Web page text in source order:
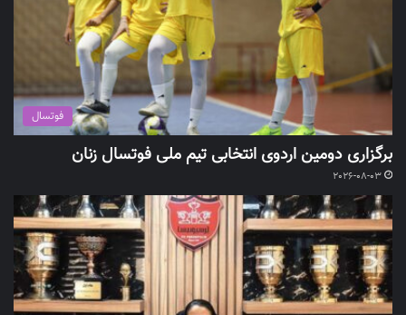
فوتسال
برگزاری دومین اردوی انتخابی تیم ملی فوتسال زنان
2026-08-03